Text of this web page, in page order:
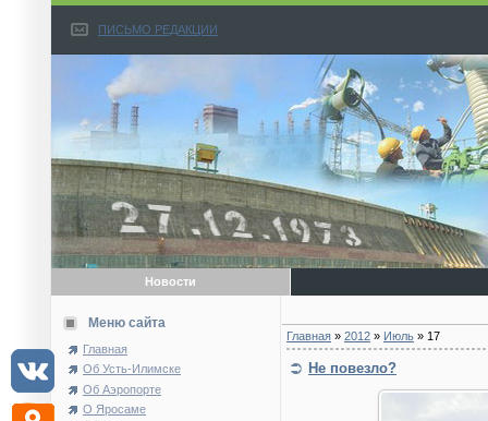
ПИСЬМО РЕДАКЦИИ
Новости
Меню сайта
Главная
Об Усть-Илимске
Об Аэропорте
О Яросаме
Главная » 2012 » Июль » 17
Не повезло?